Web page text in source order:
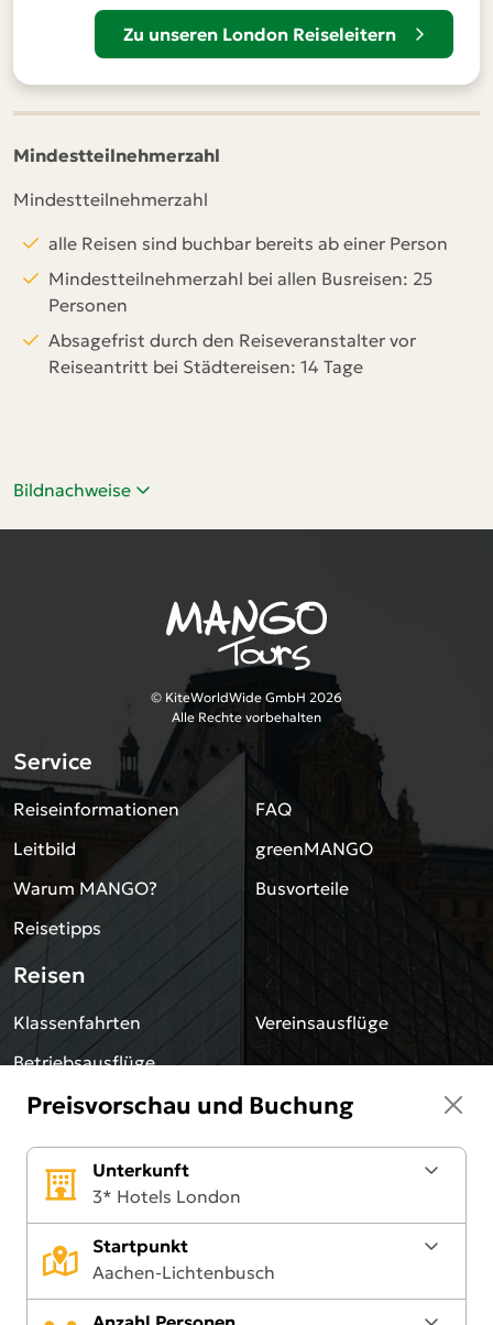
Zu unseren London Reiseleitern
Mindestteilnehmerzahl
Mindestteilnehmerzahl
alle Reisen sind buchbar bereits ab einer Person
Mindestteilnehmerzahl bei allen Busreisen: 25
Personen
Absagefrist durch den Reiseveranstalter vor
Reiseantritt bei Städtereisen: 14 Tage
Preisvorschau und Buchung
Unterkunft
3* Hotels London
Startpunkt
Aachen-Lichtenbusch
Bildnachweise
© KiteWorldWide GmbH 2026
Alle Rechte vorbehalten
Service
Reiseinformationen
Leitbild
Warum MANGO?
Reisetipps
FAQ
greenMANGO
Busvorteile
Reisen
Klassenfahrten
Betriebsausflüge
Vereinsausflüge
Team
Jobs
Sonstiges
Blog
Downloads
Impressum
Datenschutz